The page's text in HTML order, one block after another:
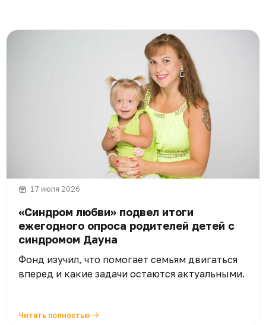
17 июля 2026
«Синдром любви» подвел итоги
ежегодного опроса родителей детей с
синдромом Дауна
Фонд изучил, что помогает семьям двигаться
вперед и какие задачи остаются актуальными.
Читать полностью